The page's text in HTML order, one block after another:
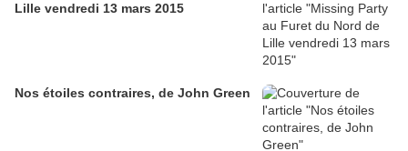
Lille vendredi 13 mars 2015
Nos étoiles contraires, de John Green